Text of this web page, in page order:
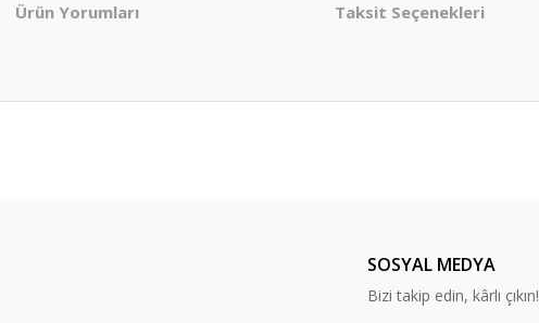
Ürün Yorumları Taksit Seçenekleri
SOSYAL MEDYA
Bizi takip edin, kârlı çıkın!